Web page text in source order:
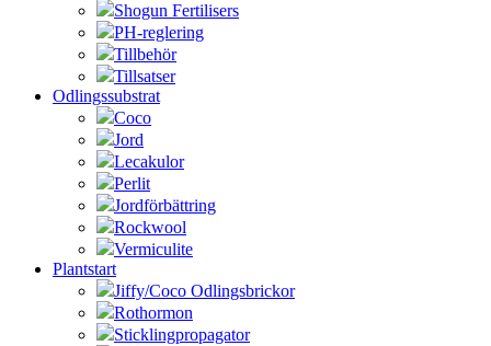
Shogun Fertilisers
PH-reglering
Tillbehör
Tillsatser
Odlingssubstrat
Coco
Jord
Lecakulor
Perlit
Jordförbättring
Rockwool
Vermiculite
Plantstart
Jiffy/Coco Odlingsbrickor
Rothormon
Sticklingpropagator